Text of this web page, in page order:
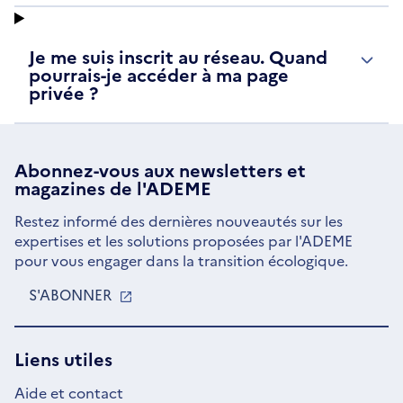
Je me suis inscrit au réseau. Quand
pourrais-je accéder à ma page
privée ?
Abonnez-vous aux newsletterset
magazines de l'ADEME
Restez informé des dernières nouveautés sur les
expertises et les solutions proposées par l'ADEME
pour vous engager dans la transition écologique.
S'ABONNER
UNE
Liens utiles
Aide et contact